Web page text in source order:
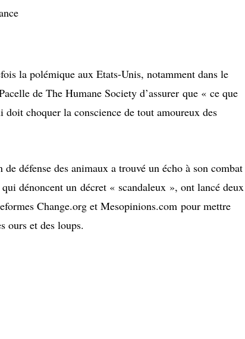
la polémique aux Etats-Unis, notamment dans le
de The Humane Society d’assurer que « ce que
doit choquer la conscience de tout amoureux des
défense des animaux a trouvé un écho à son combat
dénoncent un décret « scandaleux », ont lancé deux
Change.org et Mesopinions.com pour mettre
ours et des loups.